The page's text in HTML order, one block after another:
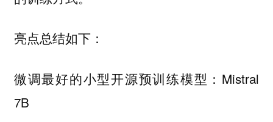
亮点总结如下：
微调最好的小型开源预训练模型：Mistral
7B